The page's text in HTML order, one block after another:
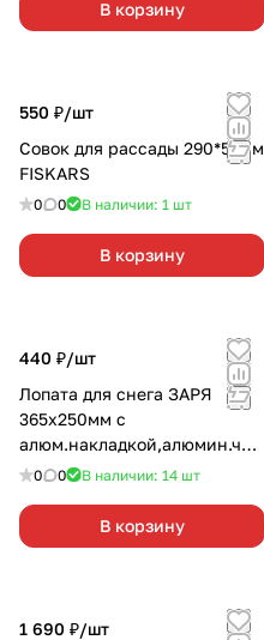
В корзину
550 ₽/шт
Совок для рассады 290*56мм
FISKARS
0 0 В наличии: 1 шт
В корзину
440 ₽/шт
Лопата для снега ЗАРЯ
365х250мм с
алюм.накладкой,алюмин.чер
енок
0 0 В наличии: 14 шт
В корзину
1 690 ₽/шт